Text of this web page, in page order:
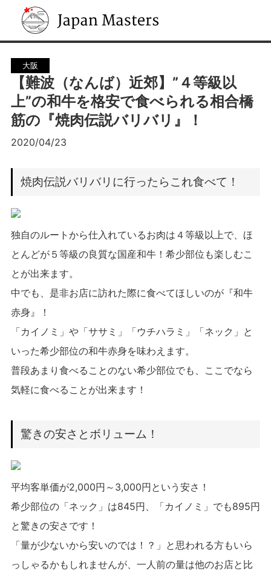
Japan Masters
大阪
【難波（なんば）近郊】”４等級以
上”の和牛を格安で食べられる相合橋
筋の『焼肉伝説バリバリ』！
2020/04/23
焼肉伝説バリバリに行ったらこれ食べて！
独自のルートから仕入れているお肉は４等級以上で、ほ
とんどが５等級の良質な国産和牛！希少部位も楽しむこ
とが出来ます。
中でも、是非お店に訪れた際に食べてほしいのが『和牛
赤身』！
「カイノミ」や「ササミ」「ウチハラミ」「ネック」と
いった希少部位の和牛赤身を味わえます。
普段あまり食べることのない希少部位でも、ここでなら
気軽に食べることが出来ます！
驚きの安さとボリューム！
平均客単価が2,000円～3,000円という安さ！
希少部位の「ネック」は845円、「カイノミ」でも895円
と驚きの安さです！
「量が少ないから安いのでは！？」と思われる方もいら
っしゃるかもしれませんが、一人前の量は他のお店と比